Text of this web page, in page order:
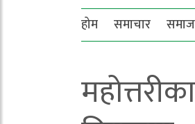
होम समाचार समाज